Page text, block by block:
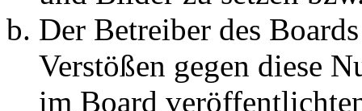
Der Betreiber des
Verstößen gegen diese
im Board